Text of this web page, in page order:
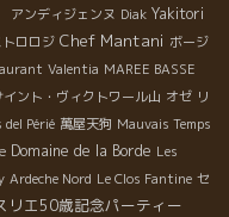
アンディジェンヌ Diak Yakitori
ロロジ Chef Mantani ボージ
Valentia MAREE BASSE
イント・ヴィクトワール山 オゼ リ
del Périé 萬屋天狗 Mauvais Temps
Domaine de la Borde Les
Ardeche Nord Le Clos Fantine セ
リエ50歳記念パーティー